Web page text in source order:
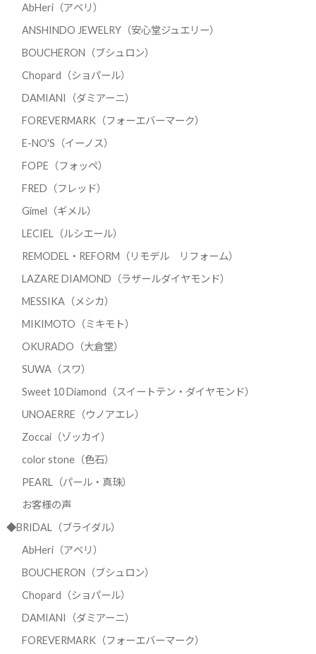
AbHeri（アベリ）
ANSHINDO JEWELRY（安心堂ジュエリー）
BOUCHERON（ブシュロン）
Chopard（ショパール）
DAMIANI（ダミアーニ）
FOREVERMARK（フォーエバーマーク）
E-NO'S（イーノス）
FOPE（フォッペ）
FRED（フレッド）
Gimel（ギメル）
LECIEL（ルシエール）
REMODEL・REFORM（リモデル リフォーム）
LAZARE DIAMOND（ラザールダイヤモンド）
MESSIKA（メシカ）
MIKIMOTO（ミキモト）
OKURADO（大倉堂）
SUWA（スワ）
Sweet 10 Diamond（スイートテン・ダイヤモンド）
UNOAERRE（ウノアエレ）
Zoccai（ゾッカイ）
color stone（色石）
PEARL（パール・真珠）
お客様の声
◆BRIDAL（ブライダル）
AbHeri（アベリ）
BOUCHERON（ブシュロン）
Chopard（ショパール）
DAMIANI（ダミアーニ）
FOREVERMARK（フォーエバーマーク）